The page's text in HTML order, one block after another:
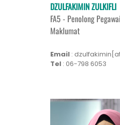
DZULFAKIMIN ZULKIFLI
FA5 - Penolong
Maklumat
Email :
Tel : 06-798 6053